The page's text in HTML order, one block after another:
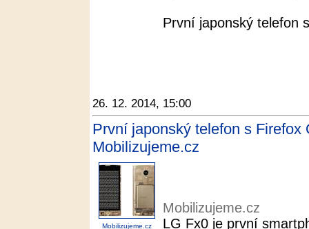
První japonský telefon
26. 12. 2014, 15:00
První japonský telefon s Firefox
Mobilizujeme.cz
Mobilizujeme.cz
Mobilizujeme.cz
LG Fx0 je první